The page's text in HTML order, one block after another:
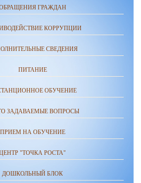
ГРАЖДАН
КОРРУПЦИИ
СВЕДЕНИЯ
ПИТАНИЕ
ОБУЧЕНИЕ
ЗАДАВАЕМЫЕ ВОПРОСЫ
ПРИЕМ НА ОБУЧЕНИЕ
"ТОЧКА РОСТА"
ДОШКОЛЬНЫЙ БЛОК